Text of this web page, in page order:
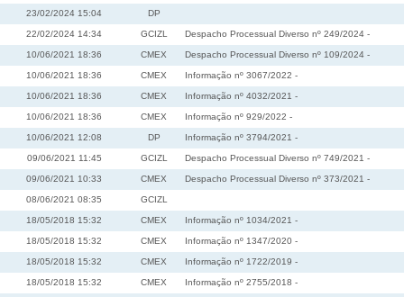
23/02/2024 15:04 DP
22/02/2024 14:34 GCIZL Despacho Processual Diverso nº 249/2024 -
10/06/2021 18:36 CMEX Despacho Processual Diverso nº 109/2024 -
10/06/2021 18:36 CMEX Informação nº 3067/2022 -
10/06/2021 18:36 CMEX Informação nº 4032/2021 -
10/06/2021 18:36 CMEX Informação nº 929/2022 -
10/06/2021 12:08 DP Informação nº 3794/2021 -
09/06/2021 11:45 GCIZL Despacho Processual Diverso nº 749/2021 -
09/06/2021 10:33 CMEX Despacho Processual Diverso nº 373/2021 -
08/06/2021 08:35 GCIZL
18/05/2018 15:32 CMEX Informação nº 1034/2021 -
18/05/2018 15:32 CMEX Informação nº 1347/2020 -
18/05/2018 15:32 CMEX Informação nº 1722/2019 -
18/05/2018 15:32 CMEX Informação nº 2755/2018 -